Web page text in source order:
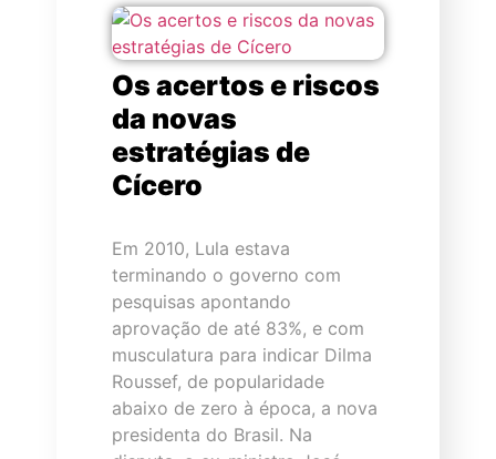
Os acertos e riscos
da novas
estratégias de
Cícero
Em 2010, Lula estava
terminando o governo com
pesquisas apontando
aprovação de até 83%, e com
musculatura para indicar Dilma
Roussef, de popularidade
abaixo de zero à época, a nova
presidenta do Brasil. Na